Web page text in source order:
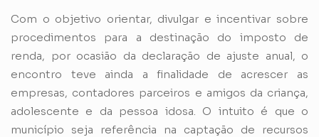
Com o objetivo orientar, divulgar e incentivar sobre
procedimentos para a destinação do imposto de
renda, por ocasião da declaração de ajuste anual, o
encontro teve ainda a finalidade de acrescer as
empresas, contadores parceiros e amigos da criança,
adolescente e da pessoa idosa. O intuito é que o
município seja referência na captação de recursos